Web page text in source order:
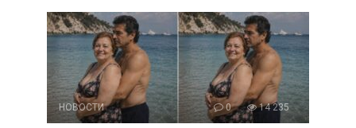
НОВОСТИ 0 14 235